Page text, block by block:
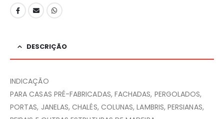
DESCRIÇÃO
INDICAÇÃO
PARA CASAS PRÉ-FABRICADAS, FACHADAS, PERGOLADOS,
PORTAS, JANELAS, CHALÉS, COLUNAS, LAMBRIS, PERSIANAS,